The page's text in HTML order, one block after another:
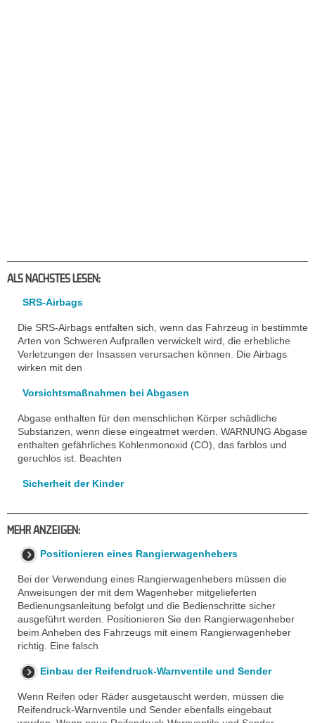
ALS NACHSTES LESEN:
SRS-Airbags
Die SRS-Airbags entfalten sich, wenn das Fahrzeug in bestimmte
Arten von Schweren Aufprallen verwickelt wird, die erhebliche
Verletzungen der Insassen verursachen können. Die Airbags
wirken mit den
Vorsichtsmaßnahmen bei Abgasen
Abgase enthalten für den menschlichen Körper schädliche
Substanzen, wenn diese eingeatmet werden. WARNUNG Abgase
enthalten gefährliches Kohlenmonoxid (CO), das farblos und
geruchlos ist. Beachten
Sicherheit der Kinder
MEHR ANZEIGEN:
Positionieren eines Rangierwagenhebers
Bei der Verwendung eines Rangierwagenhebers müssen die
Anweisungen der mit dem Wagenheber mitgelieferten
Bedienungsanleitung befolgt und die Bedienschritte sicher
ausgeführt werden. Positionieren Sie den Rangierwagenheber
beim Anheben des Fahrzeugs mit einem Rangierwagenheber
richtig. Eine falsch
Einbau der Reifendruck-Warnventile und Sender
Wenn Reifen oder Räder ausgetauscht werden, müssen die
Reifendruck-Warnventile und Sender ebenfalls eingebaut